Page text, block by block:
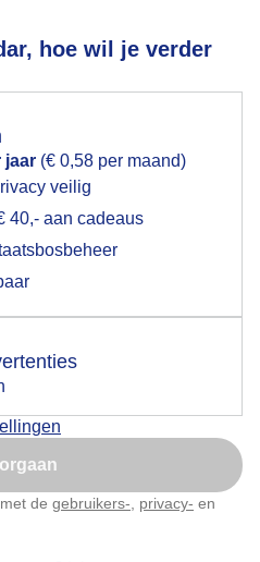
hoe wil je verder
jaar (€ 0,58 per maand)
veilig
40,- aan cadeaus
de gebruikers- privacy- en
09-2025, 51x bekeken
gebruiken voor het
op hebt gegeven,
up uit je browser waarin
de popup
later
aan te passen